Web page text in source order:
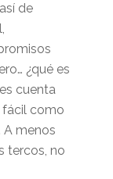
de
¿qué es
cuenta
fácil como
A menos
tercos, no